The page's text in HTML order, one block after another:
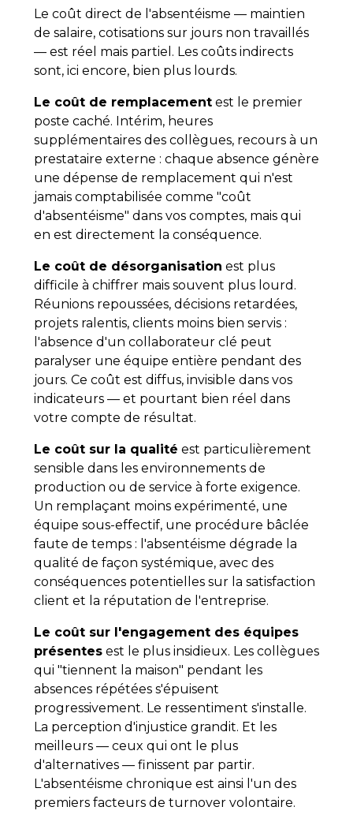
Le coût direct de l'absentéisme — maintien
de salaire, cotisations sur jours non travaillés
— est réel mais partiel. Les coûts indirects
sont, ici encore, bien plus lourds.
Le coût de remplacementest le premier
poste caché. Intérim, heures
supplémentaires des collègues, recours à un
prestataire externe : chaque absence génère
une dépense de remplacement qui n'est
jamais comptabilisée comme "coût
d'absentéisme" dans vos comptes, mais qui
en est directement la conséquence.
Le coût de désorganisation est plus
difficile à chiffrer mais souvent plus lourd.
Réunions repoussées, décisions retardées,
projets ralentis, clients moins bien servis :
l'absence d'un collaborateur clé peut
paralyser une équipe entière pendant des
jours. Ce coût est diffus, invisible dans vos
indicateurs — et pourtant bien réel dans
votre compte de résultat.
Le coût sur la qualité est particulièrement
sensible dans les environnements de
production ou de service à forte exigence.
Un remplaçant moins expérimenté, une
équipe sous-effectif, une procédure bâclée
faute de temps : l'absentéisme dégrade la
qualité de façon systémique, avec des
conséquences potentielles sur la satisfaction
client et la réputation de l'entreprise.
Le coût sur l'engagement des équipes
présentesest le plus insidieux. Les collègues
qui "tiennent la maison" pendant les
absences répétées s'épuisent
progressivement. Le ressentiment s'installe.
La perception d'injustice grandit. Et les
meilleurs — ceux qui ont le plus
d'alternatives — finissent par partir.
L'absentéisme chronique est ainsi l'un des
premiers facteurs de turnover volontaire.